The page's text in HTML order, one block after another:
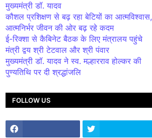
मुख्यमंत्री डॉ. यादव
कौशल प्रशिक्षण से बढ़ रहा बेटियों का आत्मविश्वास,
आत्मनिर्भर जीवन की ओर बढ़ रहे कदम
ई-रिक्शा से कैबिनेट बैठक के लिए मंत्रालय पहुंचे
मंत्री द्वय श्री टेटवाल और श्री पंवार
मुख्यमंत्री डॉ. यादव ने स्व. मल्हारराव होल्कर की
पुण्यतिथि पर दी श्रद्धांजलि
FOLLOW US